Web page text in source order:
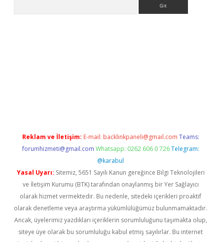
Reklam ve İletişim: E-mail: backlinkpaneli@gmail.com Teams:
forumhizmeti@gmail.com Whatsapp: 0262 606 0 726 Telegram:
@karabul
Yasal Uyarı: Sitemiz, 5651 Sayılı Kanun gereğince Bilgi Teknolojileri
ve İletişim Kurumu (BTK) tarafından onaylanmış bir Yer Sağlayıcı
olarak hizmet vermektedir. Bu nedenle, sitedeki içerikleri proaktif
olarak denetleme veya araştırma yükümlülüğümüz bulunmamaktadır.
Ancak, üyelerimiz yazdıkları içeriklerin sorumluluğunu taşımakta olup,
siteye üye olarak bu sorumluluğu kabul etmiş sayılırlar. Bu internet